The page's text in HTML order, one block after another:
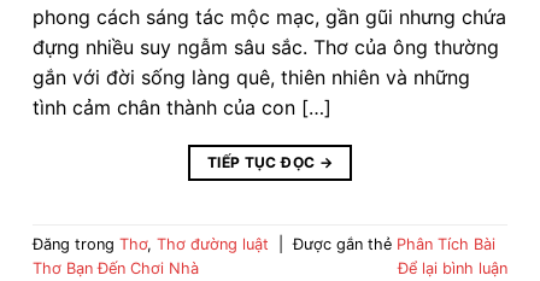
phong cách sáng tác mộc mạc, gần gũi nhưng chứa
đựng nhiều suy ngẫm sâu sắc. Thơ của ông thường
gắn với đời sống làng quê, thiên nhiên và những
tình cảm chân thành của con […]
TIẾP TỤC ĐỌC →
Đăng trong Thơ, Thơ đường luật Được gắn thẻ Phân Tích Bài
Thơ Bạn Đến Chơi Nhà
Để lại bình luận